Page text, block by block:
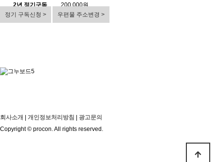
2년 정기구독
200,000원
정기 구독신청 >
우편물 주소변경 >
회사소개 | 개인정보처리방침 | 광고문의
Copyright © procon. All rights reserved.